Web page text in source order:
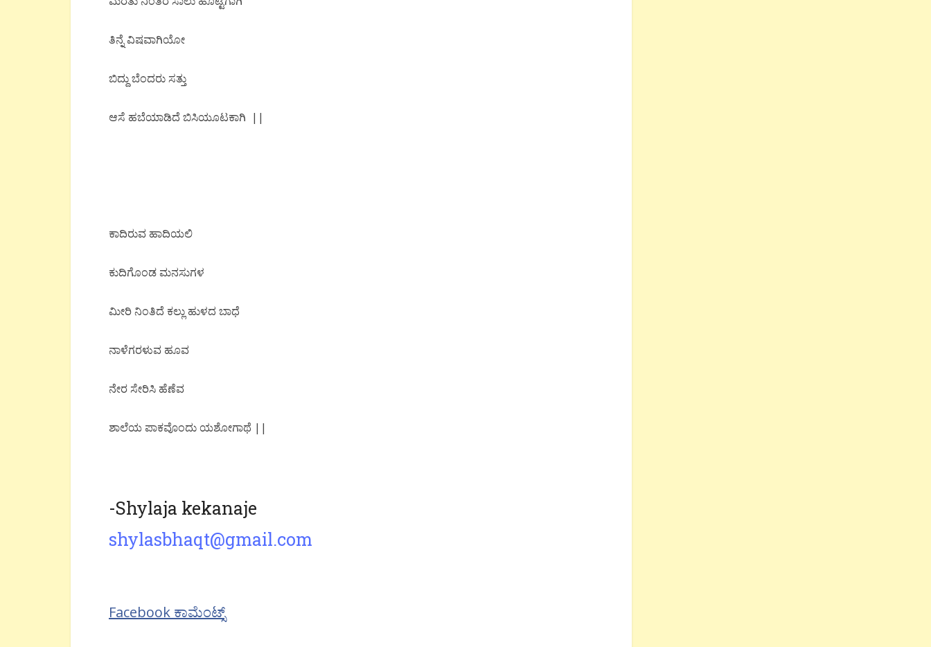
ತಿನ್ನೆ ವಿಷವಾಗಿಯೋ
ಬಿದ್ದು ಬೆಂದರು ಸತ್ತು
ಆಸೆ ಹಬೆಯಾಡಿದೆ ಬಿಸಿಯೂಟಕಾಗಿ ||
ಕಾದಿರುವ ಹಾದಿಯಲಿ
ಕುದಿಗೊಂಡ ಮನಸುಗಳ
ಮೀರಿ ನಿಂತಿದೆ ಕಲ್ಲು ಹುಳದ ಬಾಧೆ
ನಾಳೆಗರಳುವ ಹೂವ
ನೇರ ಸೇರಿಸಿ ಹೆಣೆವ
ಶಾಲೆಯ ಪಾಕವೊಂದು ಯಶೋಗಾಥೆ ||
-Shylaja kekanaje
shylasbhaqt@gmail.com
Facebook ಕಾಮೆಂಟ್ಸ್